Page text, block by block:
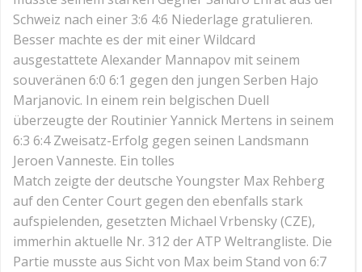
Schweiz nach einer 3:6 4:6 Niederlage gratulieren.
Besser machte es der mit einer Wildcard
ausgestattete Alexander Mannapov mit seinem
souveränen 6:0 6:1 gegen den jungen Serben Hajo
Marjanovic. In einem rein belgischen Duell
überzeugte der Routinier Yannick Mertens in seinem
6:3 6:4 Zweisatz-Erfolg gegen seinen Landsmann
Jeroen Vanneste. Ein tolles
Match zeigte der deutsche Youngster Max Rehberg
auf den Center Court gegen den ebenfalls stark
aufspielenden, gesetzten Michael Vrbensky (CZE),
immerhin aktuelle Nr. 312 der ATP Weltrangliste. Die
Partie musste aus Sicht von Max beim Stand von 6:7